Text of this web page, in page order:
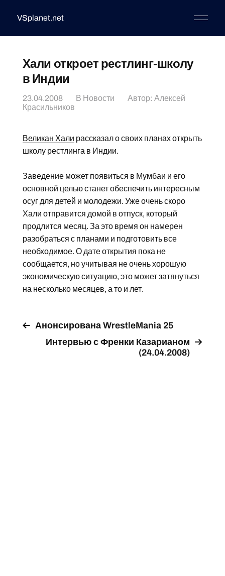
VSplanet.net
Хали откроет рестлинг-школу
в Индии
23.04.2008 В Новости Автор: Алексей
Красильников
Великан Хали рассказал о своих планах открыть
школу рестлинга в Индии.
Заведение может появиться в Мумбаи и его
основной целью станет обеспечить интересным
осуг для детей и молодежи. Уже очень скоро
Хали отправится домой в отпуск, который
продлится месяц. За это время он намерен
разобраться с планами и подготовить все
необходимое. О дате открытия пока не
сообщается, но учитывая не очень хорошую
экономическую ситуацию, это может затянуться
на несколько месяцев, а то и лет.
Анонсирована WrestleMania 25
Интервью с Френки Казарианом
(24.04.2008)